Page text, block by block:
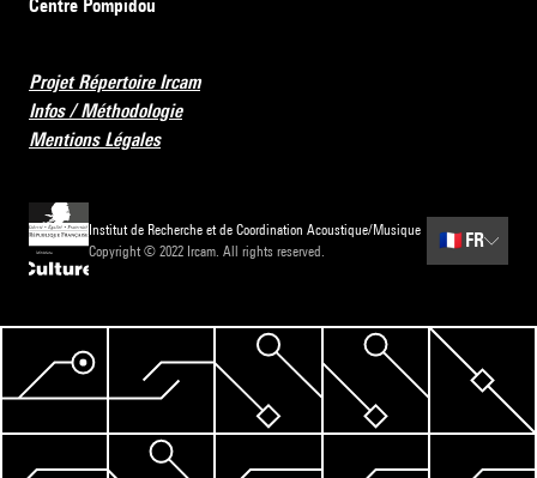
Centre Pompidou
Projet Répertoire Ircam
Infos / Méthodologie
Mentions Légales
Institut de Recherche et de Coordination Acoustique/Musique
Copyright © 2022 Ircam. All rights reserved.
🇫🇷 FR